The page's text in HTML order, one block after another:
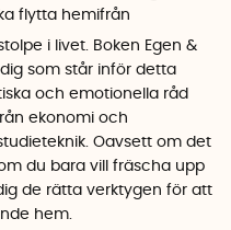
flytta hemifrån
i livet. Boken Egen &
som står inför detta
och emotionella råd
ekonomi och
Oavsett om det
du bara vill fräscha upp
de rätta verktygen för att
hem.